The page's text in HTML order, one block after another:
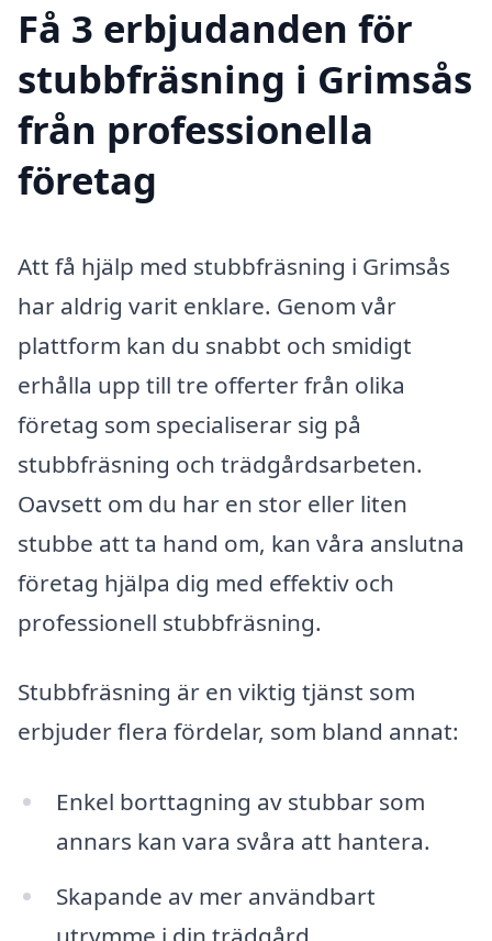
Få 3 erbjudanden för
stubbfräsning i Grimsås
från professionella
företag
Att få hjälp med stubbfräsning i Grimsås
har aldrig varit enklare. Genom vår
plattform kan du snabbt och smidigt
erhålla upp till tre offerter från olika
företag som specialiserar sig på
stubbfräsning och trädgårdsarbeten.
Oavsett om du har en stor eller liten
stubbe att ta hand om, kan våra anslutna
företag hjälpa dig med effektiv och
professionell stubbfräsning.
Stubbfräsning är en viktig tjänst som
erbjuder flera fördelar, som bland annat:
Enkel borttagning av stubbar som
annars kan vara svåra att hantera.
Skapande av mer användbart